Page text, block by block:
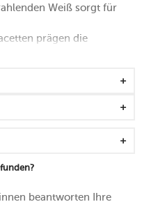
Weiß sorgt für
prägen die
und langlebig
greifen und anheben
beantworten Ihre